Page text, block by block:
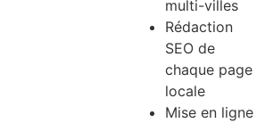
multi-villes
Rédaction
SEO de
chaque page
locale
Mise en ligne